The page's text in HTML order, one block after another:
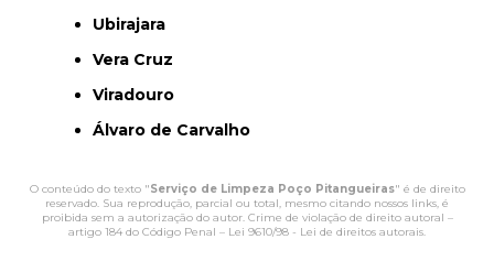
Ubirajara
Vera Cruz
Viradouro
Álvaro de Carvalho
O conteúdo do texto "Serviço de Limpeza Poço Pitangueiras" é de direito
reservado. Sua reprodução, parcial ou total, mesmo citando nossos links, é
proibida sem a autorização do autor. Crime de violação de direito autoral –
artigo 184 do Código Penal – Lei 9610/98 - Lei de direitos autorais